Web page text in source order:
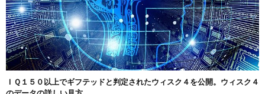
ＩＱ１５０以上でギフテッドと判定されたウィスク４を公開。ウィスク４